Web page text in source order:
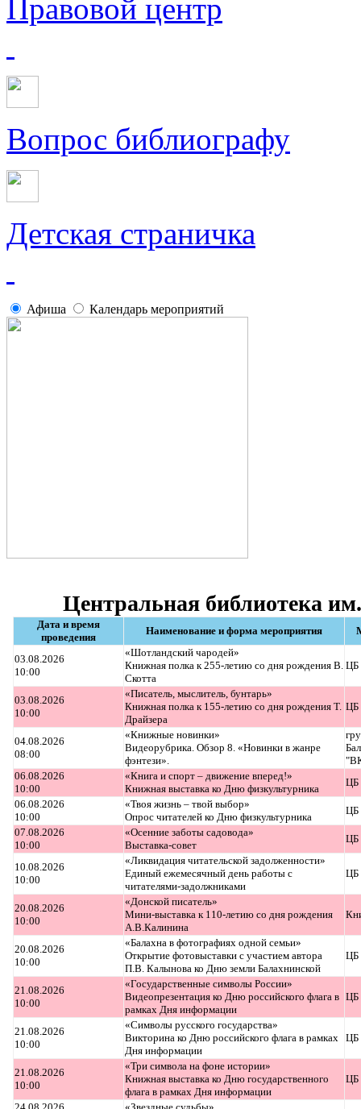
Правовой центр
Вопрос библиографу
Детская страничка
Афиша Календарь мероприятий